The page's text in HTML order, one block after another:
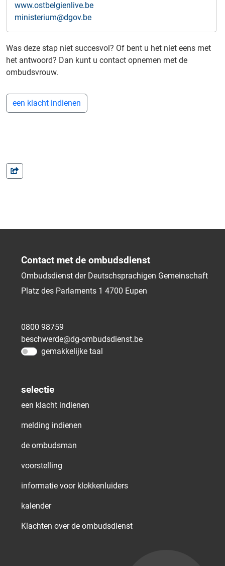
www.ostbelgienlive.be
ministerium@dgov.be
Was deze stap niet succesvol? Of bent u het niet eens met
het antwoord? Dan kunt u contact opnemen met de
ombudsvrouw.
een klacht indienen
Contact met de ombudsdienst
Ombudsdienst der Deutschsprachigen Gemeinschaft
Platz des Parlaments 1 4700 Eupen
0800 98759
beschwerde@dg-ombudsdienst.be
gemakkelijke taal
selectie
een klacht indienen
melding indienen
de ombudsman
voorstelling
informatie voor klokkenluiders
kalender
Klachten over de ombudsdienst